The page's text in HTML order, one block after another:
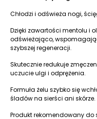
Chłodzi i odświeża nogi,
Dzięki zawartości mentolu i
odświeżająco,
szybszej regeneracji.
Skutecznie redukuje
uczucie ulgi i odprężenia.
Formuła żelu szybko się
śladów na sierści ani skórze.
Produkt rekomendowany